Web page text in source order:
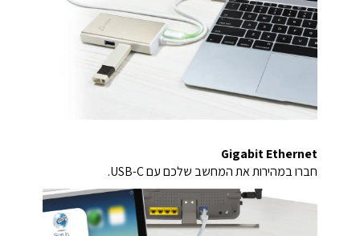
Gigabit Ethernet
חברו במהירות את המחשב שלכם עם USB-C.